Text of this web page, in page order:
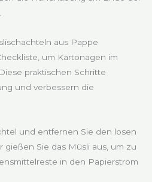
aus Pappe
um Kartonagen im
praktischen Schritte
und verbessern die
und entfernen Sie den losen
gießen Sie das Müsli aus, um zu
in den Papierstrom